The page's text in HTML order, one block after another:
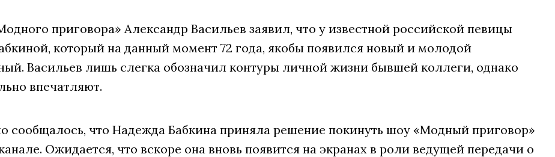
приговора» Александр Васильев заявил, что у известной российской певицы
который на данный момент 72 года, якобы появился новый и молодой
Васильев лишь слегка обозначил контуры личной жизни бывшей коллеги, однако
впечатляют.
сообщалось, что Надежда Бабкина приняла решение покинуть шоу «Модный приговор»
Ожидается, что вскоре она вновь появится на экранах в роли ведущей передачи о